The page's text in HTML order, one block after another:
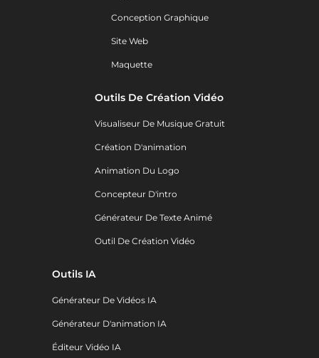
Conception Graphique
Site Web
Maquette
Outils De Création Vidéo
Visualiseur De Musique Gratuit
Création D'animation
Animation Du Logo
Concepteur D'intro
Générateur De Texte Animé
Outil De Création Vidéo
Outils IA
Générateur De Vidéos IA
Générateur D'animation IA
Éditeur Vidéo IA